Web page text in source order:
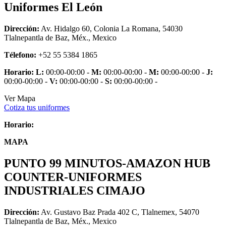
Uniformes El León
Dirección: Av. Hidalgo 60, Colonia La Romana, 54030
Tlalnepantla de Baz, Méx., Mexico
Télefono: +52 55 5384 1865
Horario: L: 00:00-00:00 - M: 00:00-00:00 - M: 00:00-00:00 - J:
00:00-00:00 - V: 00:00-00:00 - S: 00:00-00:00 -
Ver Mapa
Cotiza tus uniformes
Horario:
MAPA
PUNTO 99 MINUTOS-AMAZON HUB
COUNTER-UNIFORMES
INDUSTRIALES CIMAJO
Dirección: Av. Gustavo Baz Prada 402 C, Tlalnemex, 54070
Tlalnepantla de Baz, Méx., Mexico